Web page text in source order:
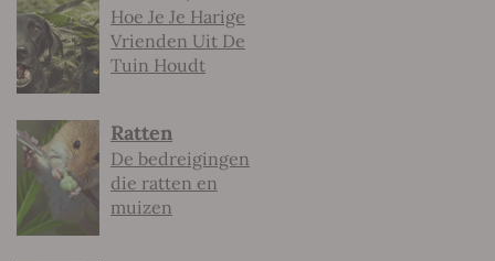
Hoe Je Je Harige
Vrienden Uit De
Tuin Houdt
Ratten
De bedreigingen
die ratten en
muizen